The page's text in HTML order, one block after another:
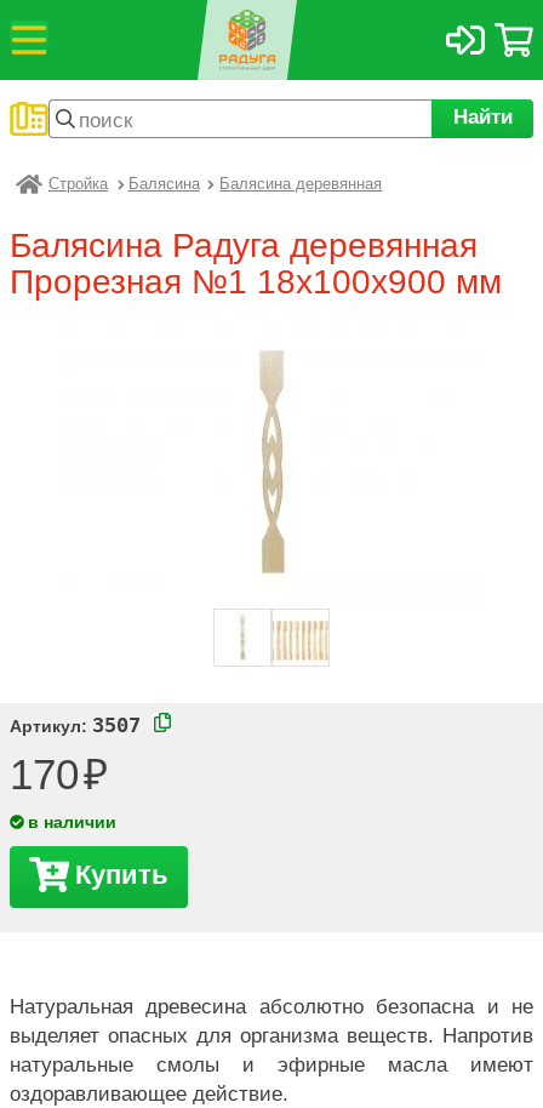
Найти
Радуга
Стройка Балясина Балясина деревянная
Балясина Радуга деревянная
Прорезная №1 18х100х900 мм
Артикул: 3507
170
в наличии
Купить
Натуральная древесина абсолютно безопасна и не
выделяет опасных для организма веществ. Напротив
натуральные смолы и эфирные масла имеют
оздоравливающее действие.